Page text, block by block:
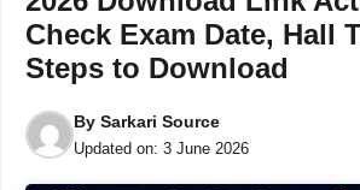
Check Exam Date, Hall
Steps to Download
By Sarkari Source
Updated on: 3 June 2026